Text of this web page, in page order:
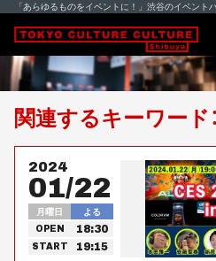
「あらゆるものをイベントに！」渋谷のイベント
関連するキーワード
2024
01/22
月曜日 よる
OPEN 18:30
START 19:15